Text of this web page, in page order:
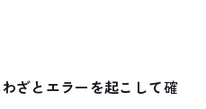
わざとエラーを起こして確